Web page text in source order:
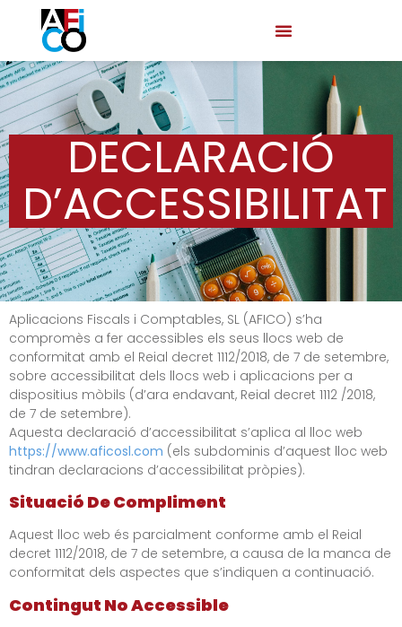
DECLARACIÓ
D’ACCESSIBILITAT
Aplicacions Fiscals i Comptables, SL (AFICO) s’ha
compromès a fer accessibles els seus llocs web de
conformitat amb el Reial decret 1112/2018, de 7 de setembre,
sobre accessibilitat dels llocs web i aplicacions per a
dispositius mòbils (d’ara endavant, Reial decret 1112 /2018,
de 7 de setembre).
Aquesta declaració d’accessibilitat s’aplica al lloc web
https://www.aficosl.com (els subdominis d’aquest lloc web
tindran declaracions d’accessibilitat pròpies).
Situació De Compliment
Aquest lloc web és parcialment conforme amb el Reial
decret 1112/2018, de 7 de setembre, a causa de la manca de
conformitat dels aspectes que s’indiquen a continuació.
Contingut No Accessible